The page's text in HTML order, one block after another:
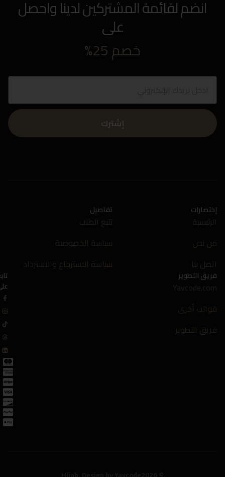
انضم لقائمة المشتركين لدينا واحصل
على
خصم 25%
إشترك
إختصارات
الرئيسية
من نحن
اتصل بنا
تفاصيل
تتبع الطلب
سياسة الخصوصية
سياسة الاسترجاع والاسترداد
فريق التطوير
Yavcode.com
قوالب أخرى
فريق التطوير
تابعنا
على